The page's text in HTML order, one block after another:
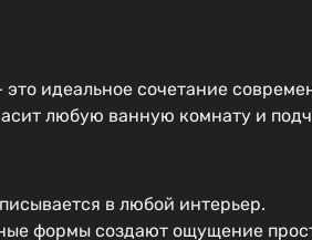
идеальное сочетание
любую ванную комнату и
в любой интерьер.
формы создают ощущение